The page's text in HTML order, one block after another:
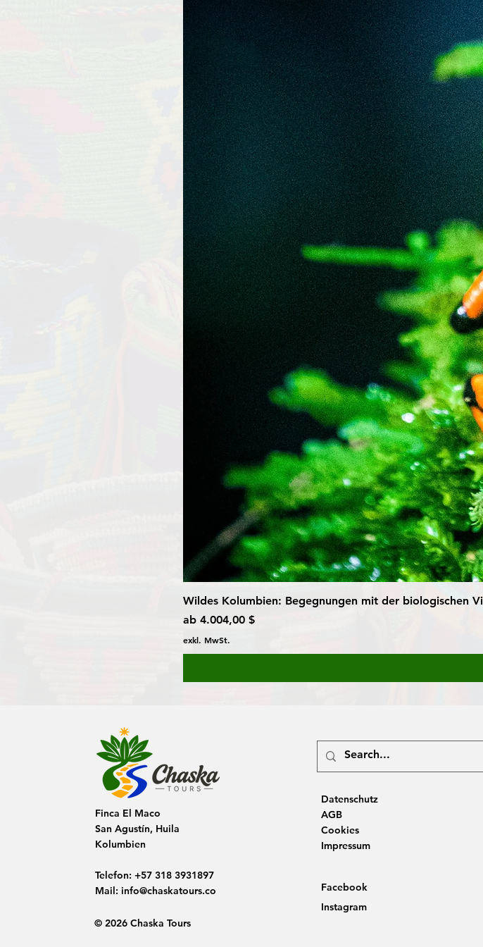
Wildes Kolumbien: Begegnungen mit der biologischen
ab 4.004,00 $
Sale-Preis
exkl. MwSt.
Finca El Maco
San Agustín, Huila
Kolumbien
Telefon: +57 318 3931897
Mail: info@chaskatours.co
© 2026 Chaska Tours
Datenschutz
AGB
Cookies
Impressum
Facebook
Instagram